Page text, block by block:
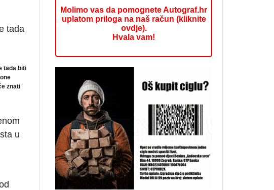
tada
tada biti
znati
u
Molimo vas da pomognete Autograf.hr
uplatom priloga na naš račun (kliknite
ovdje).
Hvala vam!